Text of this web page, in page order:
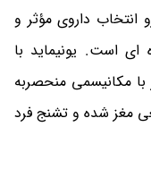
انتخاب داروی مؤثر و
ای است. یونیماید با
مکانیسمی منحصربه
مغز شده و تشنج فرد